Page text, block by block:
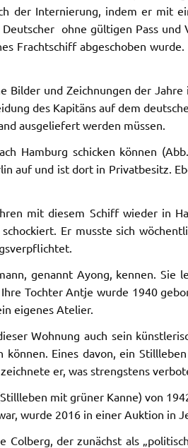
der Internierung, indem er mit
ohne gültigen Pass und
Frachtschiff abgeschoben wurde.
Bilder und Zeichnungen der
des Kapitäns auf dem
ausgeliefert werden müssen.
Hamburg schicken können
auf und ist dort in Privatbesitz.
mit diesem Schiff wieder in
Er musste sich
genannt Ayong, kennen.
Tochter Antje wurde 1940
eigenes Atelier.
Wohnung auch sein
können. Eines davon, ein
er, was strengstens
mit grüner Kanne) von
wurde 2016 in einer Auktion in
Colberg, der zunächst als